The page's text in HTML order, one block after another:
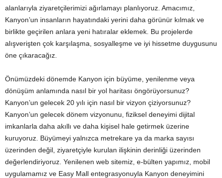
alanlarıyla ziyaretçilerimizi ağırlamayı planlıyoruz. Amacımız,
Kanyon’un insanların hayatındaki yerini daha görünür kılmak ve
birlikte geçirilen anlara yeni hatıralar eklemek. Bu projelerde
alışverişten çok karşılaşma, sosyalleşme ve iyi hissetme duygusunu
öne çıkaracağız.
Önümüzdeki dönemde Kanyon için büyüme, yenilenme veya
dönüşüm anlamında nasıl bir yol haritası öngörüyorsunuz?
Kanyon’un gelecek 20 yılı için nasıl bir vizyon çiziyorsunuz?
Kanyon’un gelecek dönem vizyonunu, fiziksel deneyimi dijital
imkanlarla daha akıllı ve daha kişisel hale getirmek üzerine
kuruyoruz. Büyümeyi yalnızca metrekare ya da marka sayısı
üzerinden değil, ziyaretçiyle kurulan ilişkinin derinliği üzerinden
değerlendiriyoruz. Yenilenen web sitemiz, e-bülten yapımız, mobil
uygulamamız ve Easy Mall entegrasyonuyla Kanyon deneyimini